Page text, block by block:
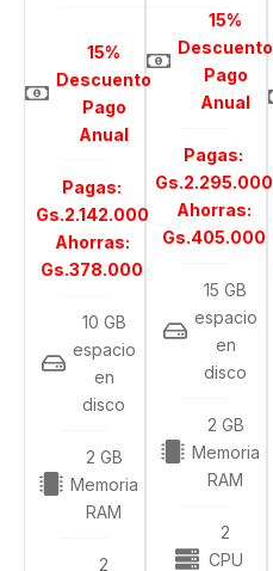
15%
Descuento
Pago
Anual
Pagas:
Gs.2.142.000
Ahorras:
Gs.378.000
10 GB
espacio
en
disco
2 GB
Memoria
RAM
2
15%
Descuento
Pago
Anual
Pagas:
Gs.2.295.000
Ahorras:
Gs.405.000
15 GB
espacio
en
disco
2 GB
Memoria
RAM
2
CPU